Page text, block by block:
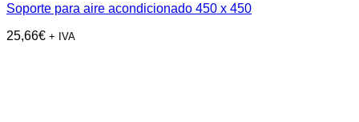
Soporte para aire acondicionado 450 x 450
25,66€ + IVA